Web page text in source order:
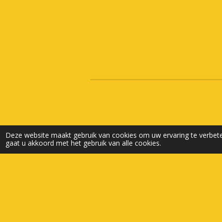
Deze website maakt gebruik van cookies om uw ervaring te
gaat u akkoord met het gebruik van alle cookies.